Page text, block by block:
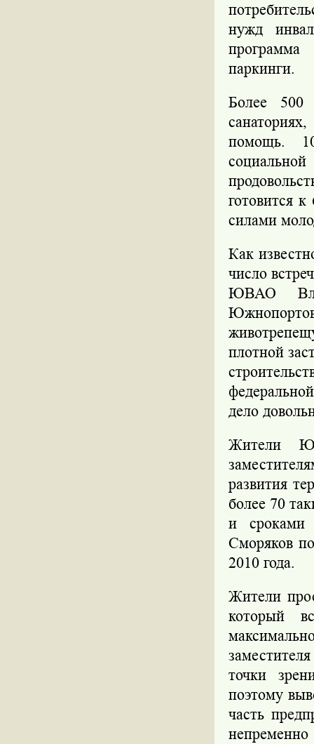
нужд
паркинги.
Более 500
помощь.
готовится
силами
Как
число
ЮВАО
плотной
дело
Жители
развития
более 70
и сроками
Сморяков
2010 года.
Жители
который
точки
поэтому
часть